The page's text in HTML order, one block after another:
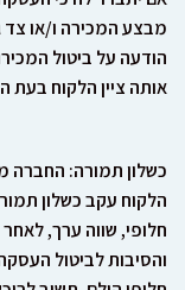
מבצע המכירה ו/או צד
הודעה על ביטול
אותה ציין הלקוח
כשלון תמורה: החברה
הלקוח עקב כשלון
חלופי, שווה ערך,
והסיבות לביטול